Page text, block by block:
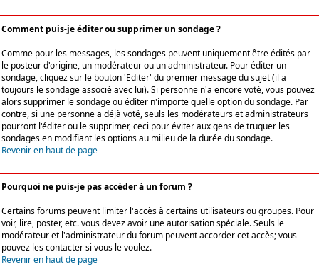
Comment puis-je éditer ou supprimer un sondage ?
Comme pour les messages, les sondages peuvent uniquement être édités par
le posteur d'origine, un modérateur ou un administrateur. Pour éditer un
sondage, cliquez sur le bouton 'Editer' du premier message du sujet (il a
toujours le sondage associé avec lui). Si personne n'a encore voté, vous pouvez
alors supprimer le sondage ou éditer n'importe quelle option du sondage. Par
contre, si une personne a déjà voté, seuls les modérateurs et administrateurs
pourront l'éditer ou le supprimer, ceci pour éviter aux gens de truquer les
sondages en modifiant les options au milieu de la durée du sondage.
Revenir en haut de page
Pourquoi ne puis-je pas accéder à un forum ?
Certains forums peuvent limiter l'accès à certains utilisateurs ou groupes. Pour
voir, lire, poster, etc. vous devez avoir une autorisation spéciale. Seuls le
modérateur et l'administrateur du forum peuvent accorder cet accès; vous
pouvez les contacter si vous le voulez.
Revenir en haut de page